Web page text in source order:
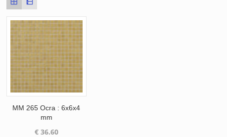
MM 265 Ocra : 6x6x4
mm
€36.60